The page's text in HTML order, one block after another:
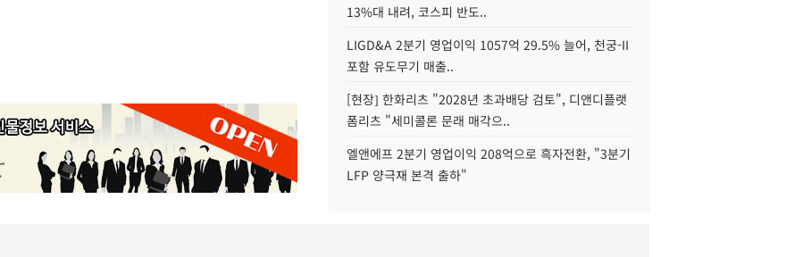
13%대 내려, 코스피 반도..
LIGD&A 2분기 영업이익 1057억 29.5% 늘어, 천궁-II
포함 유도무기 매출..
[현장] 한화리츠 "2028년 초과배당 검토", 디앤디플랫
폼리츠 "세미콜론 문래 매각으..
엘앤에프 2분기 영업이익 208억으로 흑자전환, "3분기
LFP 양극재 본격 출하"